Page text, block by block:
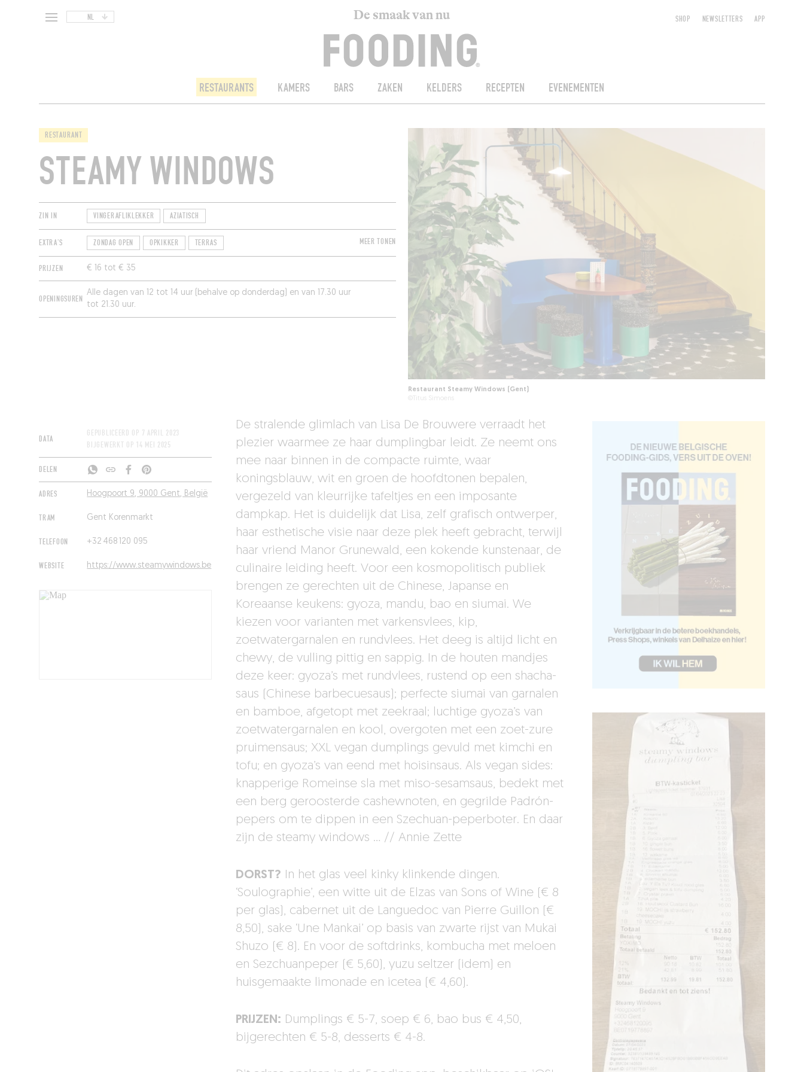
NL De smaak van nu
RESTAURANTS KAMERS BARS ZAKEN KELDERS RECEPTEN EVENEMENTEN
SHOP NEWSLETTERS APP
RESTAURANT
STEAMY WINDOWS
ZIN IN VINGERAFLIKLEKKER AZIATISCH
EXTRA'S ZONDAG OPEN OPKIKKER TERRAS MEER TONEN
PRIJZEN € 16 tot € 35
OPENINGSUREN
Alle dagen van 12 tot 14 uur (behalve op donderdag) en van 17.30 uur
tot 21.30 uur.
Restaurant Steamy Windows (Gent)
©Titus Simoens
DATA
GEPUBLICEERD OP 7 APRIL 2023
BIJGEWERKT OP
14 MEI 2025
DELEN
ADRES Hoogpoort 9, 9000 Gent, België
TRAM Gent Korenmarkt
TELEFOON +32 468 120 095
WEBSITE https://www.steamywindows.be
De stralende glimlach van Lisa De Brouwere verraadt het
plezier waarmee ze haar dumplingbar leidt. Ze neemt ons
mee naar binnen in de compacte ruimte, waar
koningsblauw, wit en groen de hoofdtonen bepalen,
vergezeld van kleurrijke tafeltjes en een imposante
dampkap. Het is duidelijk dat Lisa, zelf grafisch ontwerper,
haar esthetische visie naar deze plek heeft gebracht, terwijl
haar vriend Manor Grunewald, een kokende kunstenaar, de
culinaire leiding heeft. Voor een kosmopolitisch publiek
brengen ze gerechten uit de Chinese, Japanse en
Koreaanse keukens: gyoza, mandu, bao en siumai. We
kiezen voor varianten met varkensvlees, kip,
zoetwatergarnalen en rundvlees. Het deeg is altijd licht en
chewy, de vulling pittig en sappig. In de houten mandjes
deze keer: gyoza’s met rundvlees, rustend op een shacha-
saus (Chinese barbecuesaus); perfecte siumai van garnalen
en bamboe, afgetopt met zeekraal; luchtige gyoza’s van
zoetwatergarnalen en kool, overgoten met een zoet-zure
pruimensaus; XXL vegan dumplings gevuld met kimchi en
tofu; en gyoza’s van eend met hoisinsaus. Als vegan sides:
knapperige Romeinse sla met miso-sesamsaus, bedekt met
een berg geroosterde cashewnoten, en gegrilde Padrón-
pepers om te dippen in een Szechuan-peperboter. En daar
zijn de steamy windows … // Annie Zette
DORST? In het glas veel kinky klinkende dingen.
‘Soulographie’, een witte uit de Elzas van Sons of Wine (€ 8
per glas), cabernet uit de Languedoc van Pierre Guillon (€
8,50), sake ‘Une Mankai’ op basis van zwarte rijst van Mukai
Shuzo (€ 8). En voor de softdrinks, kombucha met meloen
en Sezchuanpeper (€ 5,60), yuzu seltzer (idem) en
huisgemaakte limonade en icetea (€ 4,60).
PRIJZEN: Dumplings € 5-7, soep € 6, bao bus € 4,50,
bijgerechten € 5-8, desserts € 4-8.